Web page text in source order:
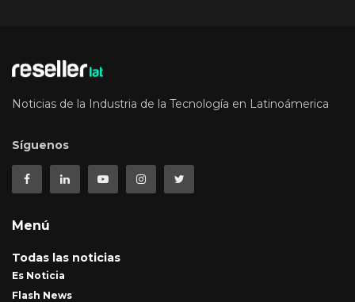
Noticias de la Industria de la Tecnología en Latinoámerica
Síguenos
Menú
Todas las noticias
Es Noticia
Flash News